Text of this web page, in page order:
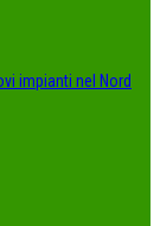
impianti nel Nord